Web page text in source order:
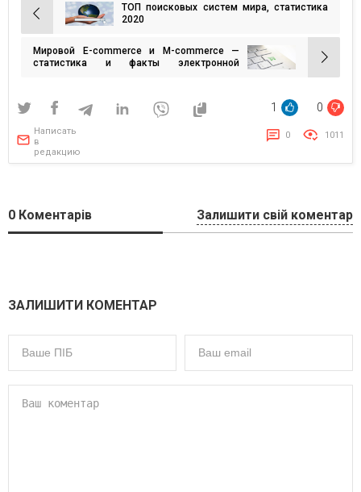
Навигация
по
записям
ТОП поисковых систем мира, статистика
2020
Мировой E-commerce и M-commerce —
статистика и факты электронной
1 0
Написать
в
редакцию
0 1011
0 Коментарів Залишити свій коментар
ЗАЛИШИТИ КОМЕНТАР